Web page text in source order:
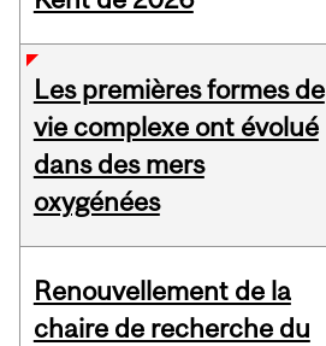
Les premières formes de
vie complexe ont évolué
dans des mers
oxygénées
Renouvellement de la
chaire de recherche du